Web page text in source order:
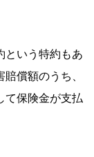
という特約もあ
償額のうち、
て保険金が支払